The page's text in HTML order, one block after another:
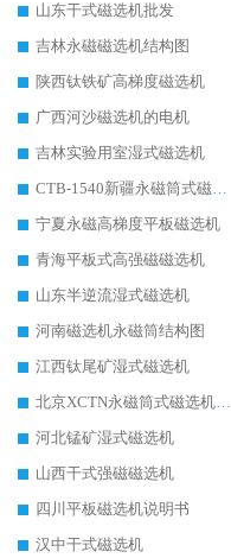
山东干式磁选机批发
吉林永磁磁选机结构图
陕西钛铁矿高梯度磁选机
广西河沙磁选机的电机
吉林实验用室湿式磁选机
CTB-1540新疆永磁筒式磁选机
宁夏永磁高梯度平板磁选机
青海平板式高强磁磁选机
山东半逆流湿式磁选机
河南磁选机永磁筒结构图
江西钛尾矿湿式磁选机
北京XCTN永磁筒式磁选机磁块位置
河北锰矿湿式磁选机
山西干式强磁磁选机
四川平板磁选机说明书
汉中干式磁选机